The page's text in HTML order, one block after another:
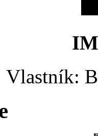
Vlastník: